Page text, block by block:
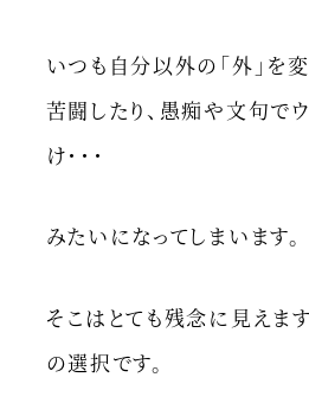
いつも自分以外の「外」を
苦闘したり、愚痴や文句で
け・・・
みたいになってしまいます。
そこはとても残念に見えま
の選択です。